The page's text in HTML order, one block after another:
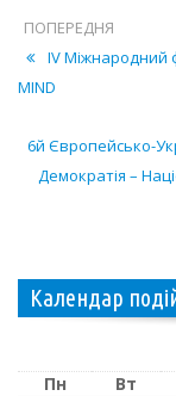
ПОПЕРЕДНЯ
IV Міжнародний
MIND
6й Європейсько-
Демократія –
Календар
Пн
Вт